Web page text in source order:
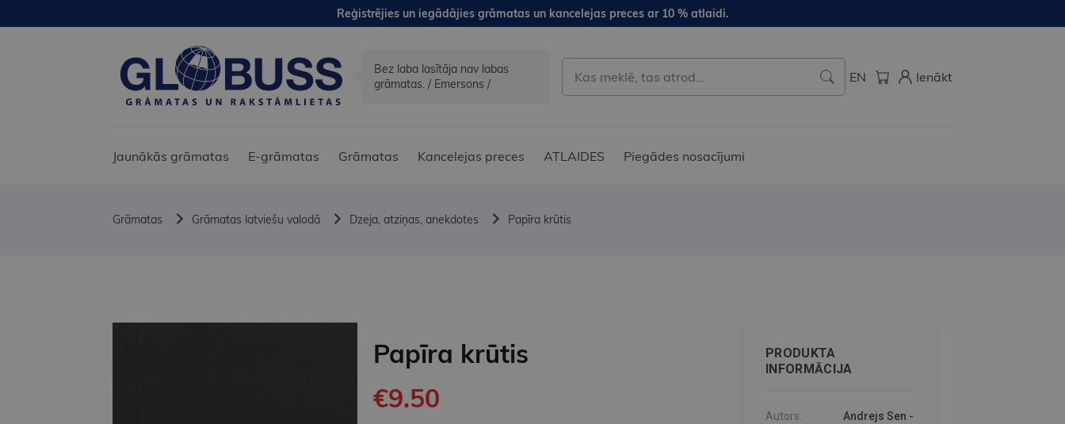
Reģistrējies un iegādājies grāmatas un kancelejas preces ar 10 % atlaidi.
Bez laba lasītāja nav labas
grāmatas. / Emersons /
EN Ienākt
Jaunākās grāmatas E-grāmatas Grāmatas Kancelejas preces ATLAIDES Piegādes nosacījumi
Grāmatas Grāmatas latviešu valodā Dzeja, atziņas, anekdotes Papīra krūtis
Papīra krūtis
€9.50
PRODUKTA
INFORMĀCIJA
Autors:
Andrejs Sen -